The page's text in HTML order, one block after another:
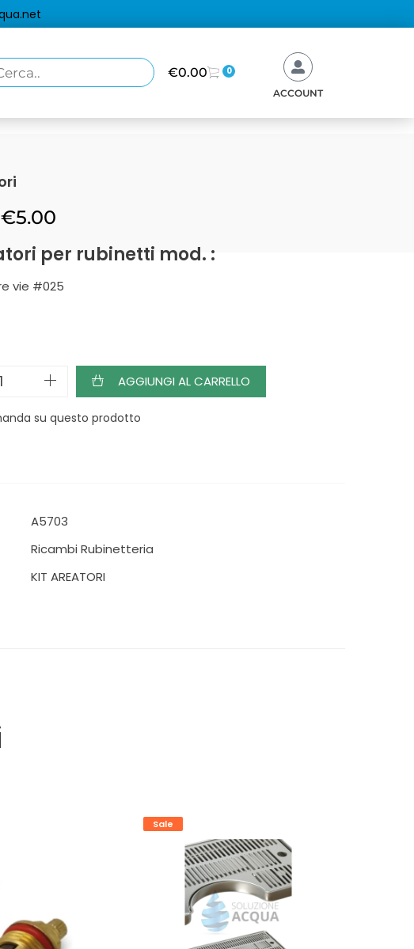
€0.00
0
ACCOUNT
€5.00
per rubinetti mod. :
vie #025
AGGIUNGI AL CARRELLO
su questo prodotto
A5703
Ricambi Rubinetteria
KIT AREATORI
Sale